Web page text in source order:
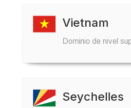
Vietnam
Dominio de nivel
Seychelles